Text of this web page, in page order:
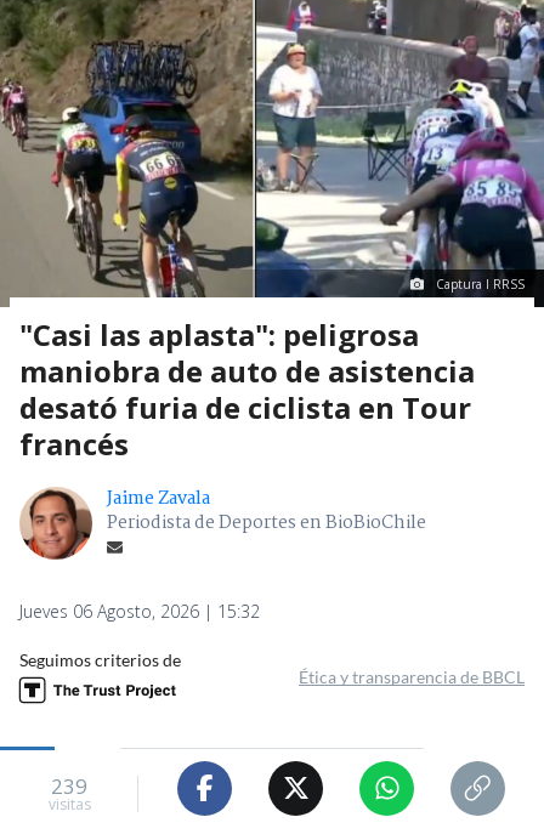
Captura I RRSS
"Casi las aplasta": peligrosa
maniobra de auto de asistencia
desató furia de ciclista en Tour
francés
Jaime Zavala
Periodista de Deportes en BioBioChile
Jueves 06 Agosto, 2026 | 15:32
Seguimos criterios de
Ética y transparencia de BBCL
239
visitas